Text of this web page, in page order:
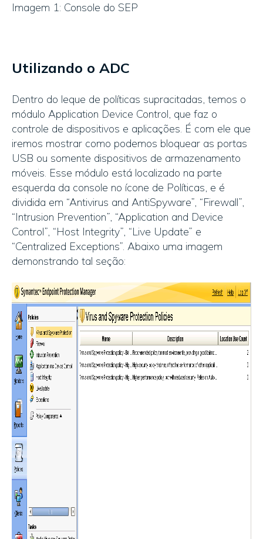
Imagem 1: Console do SEP
Utilizando o ADC
Dentro do leque de políticas supracitadas, temos o
módulo Application Device Control, que faz o
controle de dispositivos e aplicações. É com ele que
iremos mostrar como podemos bloquear as portas
USB ou somente dispositivos de armazenamento
móveis. Esse módulo está localizado na parte
esquerda da console no ícone de Políticas, e é
dividida em “Antivirus and AntiSpyware”, “Firewall”,
“Intrusion Prevention”, “Application and Device
Control”, “Host Integrity”, “Live Update” e
“Centralized Exceptions”. Abaixo uma imagem
demonstrando tal seção: